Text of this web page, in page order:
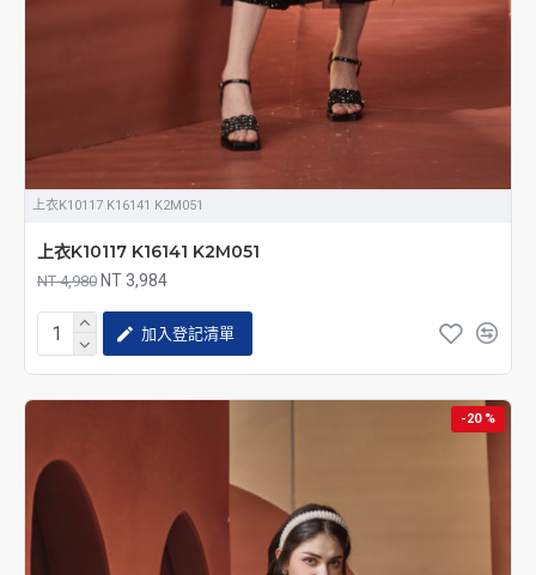
上衣K10117 K16141 K2M051
上衣K10117 K16141 K2M051
NT 4,980 NT 3,984
加入登記清單
-20 %